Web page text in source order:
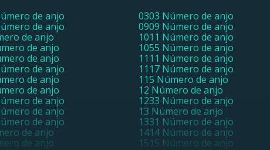
de anjo
0303 Número de anjo
de anjo
0909 Número de anjo
de anjo
1011 Número de anjo
de anjo
1055 Número de anjo
de anjo
1111 Número de anjo
de anjo
1117 Número de anjo
de anjo
115 Número de anjo
de anjo
12 Número de anjo
de anjo
1233 Número de anjo
de anjo
13 Número de anjo
de anjo
1331 Número de anjo
de anjo
1414 Número de anjo
de anjo
1515 Número de anjo